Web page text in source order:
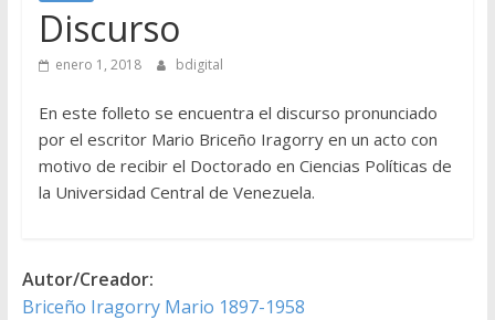
Discurso
enero 1, 2018 bdigital
En este folleto se encuentra el discurso pronunciado
por el escritor Mario Briceño Iragorry en un acto con
motivo de recibir el Doctorado en Ciencias Políticas de
la Universidad Central de Venezuela.
Autor/Creador:
Briceño Iragorry Mario 1897-1958